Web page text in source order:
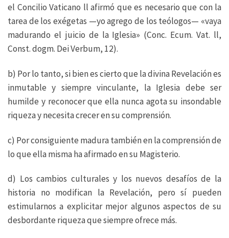
el Concilio Vaticano ll afirmó que es necesario que con la
tarea de los exégetas —yo agrego de los teólogos— «vaya
madurando el juicio de la Iglesia» (Conc. Ecum. Vat. ll,
Const. dogm. Dei Verbum, 12).
b) Por lo tanto, si bien es cierto que la divina Revelación es
inmutable y siempre vinculante, la Iglesia debe ser
humilde y reconocer que ella nunca agota su insondable
riqueza y necesita crecer en su comprensión.
c) Por consiguiente madura también en la comprensión de
lo que ella misma ha afirmado en su Magisterio.
d) Los cambios culturales y los nuevos desafíos de la
historia no modifican la Revelación, pero sí pueden
estimularnos a explicitar mejor algunos aspectos de su
desbordante riqueza que siempre ofrece más.